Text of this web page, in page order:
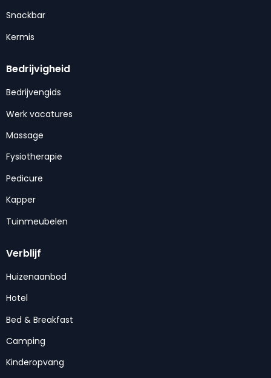
Snackbar
Kermis
Bedrijvigheid
Bedrijvengids
Werk vacatures
Massage
Fysiotherapie
Pedicure
Kapper
Tuinmeubelen
Verblijf
Huizenaanbod
Hotel
Bed & Breakfast
Camping
Kinderopvang